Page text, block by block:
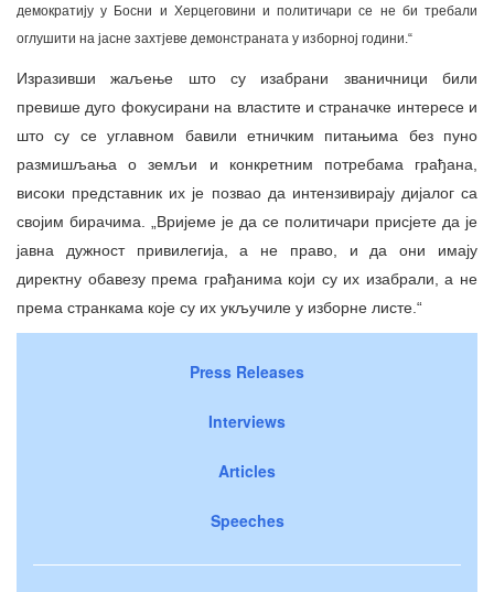
демократију у Босни и Херцеговини и политичари се не би требали
оглушити на јасне захтјеве демонстраната у изборној години.“
Изразивши жаљење што су изабрани званичници били
превише дуго фокусирани на властите и страначке интересе и
што су се углавном бавили етничким питањима без пуно
размишљања о земљи и конкретним потребама грађана,
високи представник их је позвао да интензивирају дијалог са
својим бирачима. „Вријеме је да се политичари присјете да је
јавна дужност привилегија, а не право, и да они имају
директну обавезу према грађанима који су их изабрали, а не
према странкама које су их укључиле у изборне листе.“
Press Releases
Interviews
Articles
Speeches